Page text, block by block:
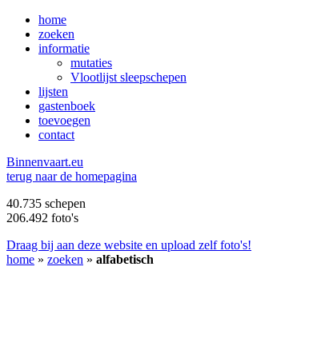
home
zoeken
informatie
mutaties
Vlootlijst sleepschepen
lijsten
gastenboek
toevoegen
contact
Binnenvaart.eu
terug naar de homepagina
40.735 schepen
206.492 foto's
Draag bij aan deze website en upload zelf foto's!
home » zoeken » alfabetisch